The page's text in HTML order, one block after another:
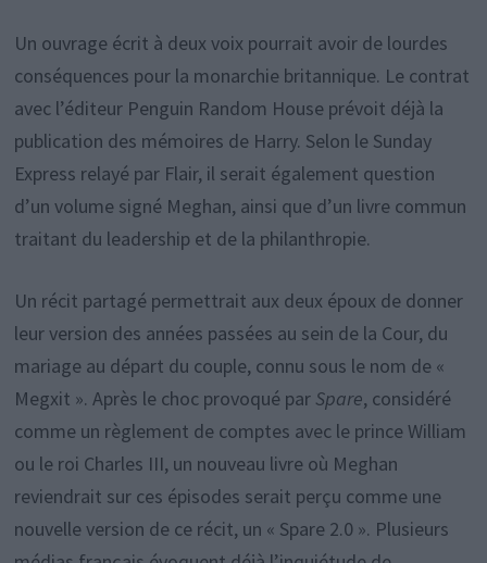
Un ouvrage écrit à deux voix pourrait avoir de lourdes
conséquences pour la monarchie britannique. Le contrat
avec l’éditeur Penguin Random House prévoit déjà la
publication des mémoires de Harry. Selon le Sunday
Express relayé par Flair, il serait également question
d’un volume signé Meghan, ainsi que d’un livre commun
traitant du leadership et de la philanthropie.
Un récit partagé permettrait aux deux époux de donner
leur version des années passées au sein de la Cour, du
mariage au départ du couple, connu sous le nom de «
Megxit ». Après le choc provoqué par Spare, considéré
comme un règlement de comptes avec le prince William
ou le roi Charles III, un nouveau livre où Meghan
reviendrait sur ces épisodes serait perçu comme une
nouvelle version de ce récit, un « Spare 2.0 ». Plusieurs